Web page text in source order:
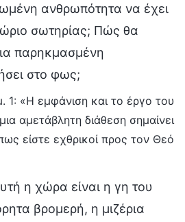
ανθρωπότητα να έχει
σωτηρίας; Πώς θα
παρηκμασμένη
στο φως;
1: «Η εμφάνιση και το έργο του
αμετάβλητη διάθεση σημαίνει
είστε εχθρικοί προς τον Θεό
η χώρα είναι η γη του
βρομερή, η μιζέρια